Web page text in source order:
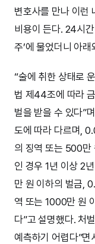
변호사를 만나 이런
비용이 든다. 24시
주’에 물었더니 아
“술에 취한 상태로
법 제44조에 따라
벌을 받을 수 있다”
도에 따라 다르며,
의 징역 또는 500
인 경우 1년 이상 2
만 원 이하의 벌금,
역 또는 1000만 원
다”고 설명했다. 처
예측하기 어렵다”면